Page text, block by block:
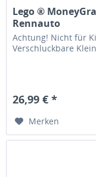
Lego ®
Rennauto
Achtung! Nicht für
Verschluckbare
26,99 € *
Merken